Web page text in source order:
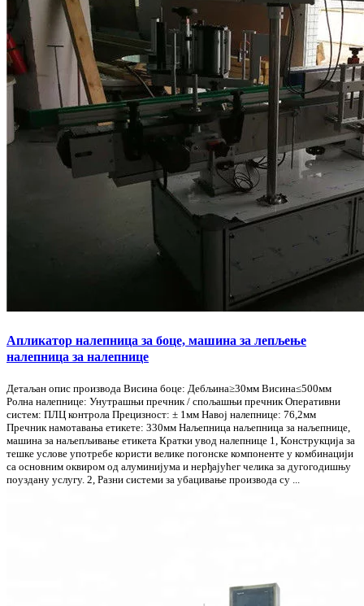
Апликатор налепница за боце, машина за лепљење
налепница за налепнице
Детаљан опис производа Висина боце: Дебљина≥30мм Висина≤500мм
Ролна налепнице: Унутрашњи пречник / спољашњи пречник Оперативни
систем: ПЛЦ контрола Прецизност: ± 1мм Навој налепнице: 76,2мм
Пречник намотавања етикете: 330мм Наљепница наљепница за наљепнице,
машина за наљепљивање етикета Кратки увод налепнице 1, Конструкција за
тешке услове употребе користи велике погонске компоненте у комбинацији
са основним оквиром од алуминијума и нерђајућег челика за дугогодишњу
поуздану услугу. 2, Разни системи за убацивање производа су ...